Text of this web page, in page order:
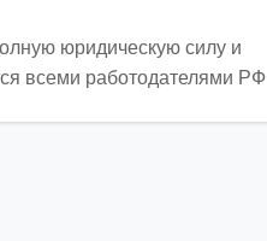
юридическую силу и
всеми работодателями РФ